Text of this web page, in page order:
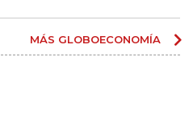
MÁS GLOBOECONOMÍA